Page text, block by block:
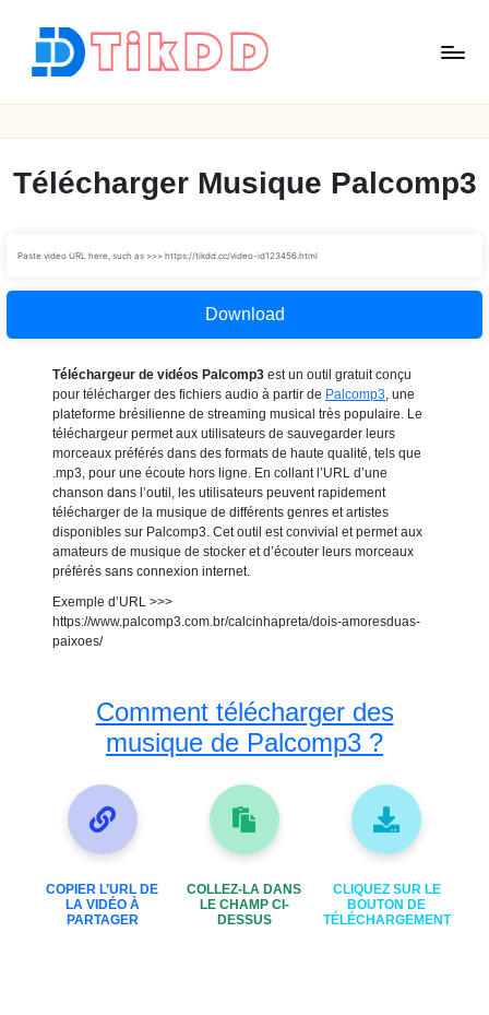
k
D
Télécharger Musique Palcomp3
Download
Téléchargeur de vidéos Palcomp3est un outil gratuit conçu
pour télécharger des fichiers audio à partir de Palcomp3, une
plateforme brésilienne de streaming musical très populaire. Le
téléchargeur permet aux utilisateurs de sauvegarder leurs
morceaux préférés dans des formats de haute qualité, tels que
.mp3, pour une écoute hors ligne. En collant l’URL d’une
chanson dans l’outil, les utilisateurs peuvent rapidement
télécharger de la musique de différents genres et artistes
disponibles sur Palcomp3. Cet outil est convivial et permet aux
amateurs de musique de stocker et d’écouter leurs morceaux
préférés sans connexion internet.
Exemple d’URL >>>
https://www.palcomp3.com.br/calcinhapreta/dois-amoresduas-
paixoes/
Comment télécharger des
musique de Palcomp3 ?
COPIER L’URL DE
LA VIDÉO À
PARTAGER
COLLEZ-LA DANS
LE CHAMP CI-
DESSUS
CLIQUEZ SUR LE
BOUTON DE
TÉLÉCHARGEMENT